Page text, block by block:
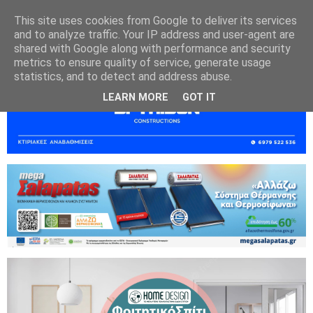
This site uses cookies from Google to deliver its services
and to analyze traffic. Your IP address and user-agent are
shared with Google along with performance and security
metrics to ensure quality of service, generate usage
statistics, and to detect and address abuse.
LEARN MORE GOT IT